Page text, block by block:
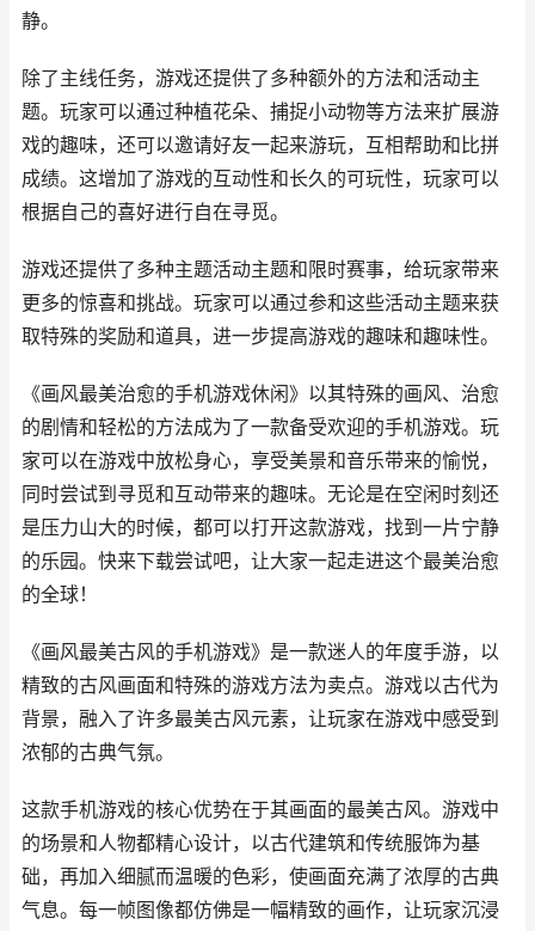
静。
除了主线任务，游戏还提供了多种额外的方法和活动主
题。玩家可以通过种植花朵、捕捉小动物等方法来扩展游
戏的趣味，还可以邀请好友一起来游玩，互相帮助和比拼
成绩。这增加了游戏的互动性和长久的可玩性，玩家可以
根据自己的喜好进行自在寻觅。
游戏还提供了多种主题活动主题和限时赛事，给玩家带来
更多的惊喜和挑战。玩家可以通过参和这些活动主题来获
取特殊的奖励和道具，进一步提高游戏的趣味和趣味性。
《画风最美治愈的手机游戏休闲》以其特殊的画风、治愈
的剧情和轻松的方法成为了一款备受欢迎的手机游戏。玩
家可以在游戏中放松身心，享受美景和音乐带来的愉悦，
同时尝试到寻觅和互动带来的趣味。无论是在空闲时刻还
是压力山大的时候，都可以打开这款游戏，找到一片宁静
的乐园。快来下载尝试吧，让大家一起走进这个最美治愈
的全球！
《画风最美古风的手机游戏》是一款迷人的年度手游，以
精致的古风画面和特殊的游戏方法为卖点。游戏以古代为
背景，融入了许多最美古风元素，让玩家在游戏中感受到
浓郁的古典气氛。
这款手机游戏的核心优势在于其画面的最美古风。游戏中
的场景和人物都精心设计，以古代建筑和传统服饰为基
础，再加入细腻而温暖的色彩，使画面充满了浓厚的古典
气息。每一帧图像都仿佛是一幅精致的画作，让玩家沉浸